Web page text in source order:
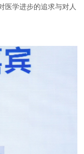
医学进步的追求与对人